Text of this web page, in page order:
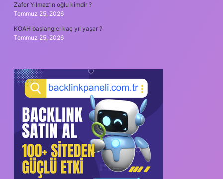
Zafer Yılmaz’ın oğlu kimdir ?
Temmuz 25, 2026
KOAH başlangıcı kaç yıl yaşar ?
Temmuz 25, 2026